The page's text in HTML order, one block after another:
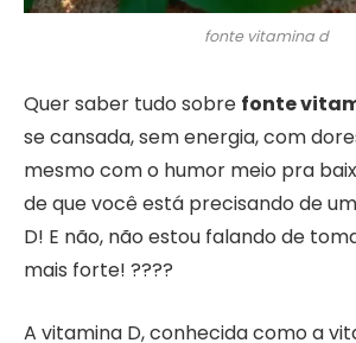
fonte vitamina d
Quer saber tudo sobre fonte
se cansada, sem energia, com
mesmo com o humor meio pra
de que você está precisando de
D! E não, não estou falando de
mais forte! ????
A vitamina D, conhecida como a